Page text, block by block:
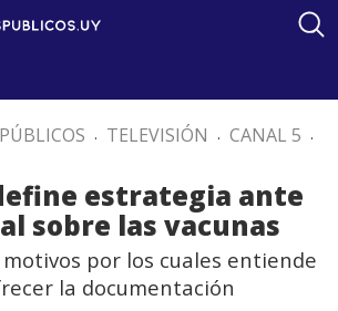
. TELEVISIÓN . CANAL 5 .
estrategia ante
sobre las vacunas
por los cuales entiende
la documentación